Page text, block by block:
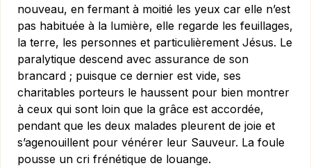
nouveau, en fermant à moitié les yeux car elle n’est
pas habituée à la lumière, elle regarde les feuillages,
la terre, les personnes et particulièrement Jésus. Le
paralytique descend avec assurance de son
brancard ; puisque ce dernier est vide, ses
charitables porteurs le haussent pour bien montrer
à ceux qui sont loin que la grâce est accordée,
pendant que les deux malades pleurent de joie et
s’agenouillent pour vénérer leur Sauveur. La foule
pousse un cri frénétique de louange.